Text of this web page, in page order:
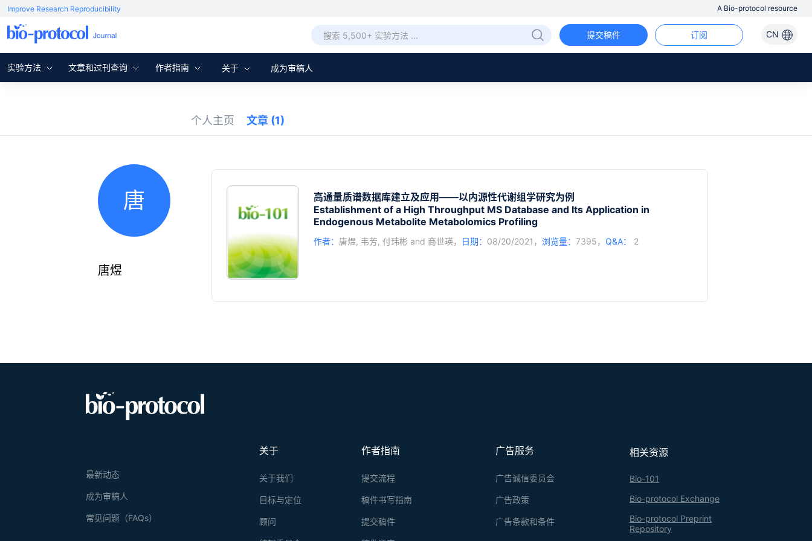
Improve Research Reproducibility A Bio-protocol resource
CN
订阅
提交稿件
实验方法 文章和过刊查询 作者指南 关于 成为审稿人
个人主页 文章 (1)
唐
唐煜
高通量质谱数据库建立及应用——以内源性代谢组学研究为例
Establishment of a High Throughput MS Database and Its Application in
Endogenous Metabolite Metabolomics Profiling
作者： 唐煜, 韦芳, 付玮彬 and 商世瑛， 日期： 08/20/2021， 浏览量： 7395， Q&A： 2
相关资源
Bio-101
Bio-protocol Exchange
Bio-protocol Preprint
Repository
广告服务
广告诚信委员会
广告政策
广告条款和条件
作者指南
提交流程
稿件书写指南
提交稿件
关于
关于我们
目标与定位
顾问
最新动态
成为审稿人
常见问题（FAQs）